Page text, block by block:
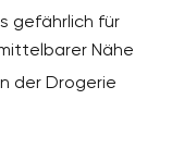
gefährlich für
Nähe
der Drogerie